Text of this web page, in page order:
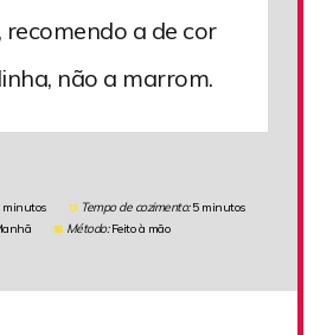
recomendo a de cor
não a marrom.
minutos Tempo de cozimento: 5 minutos
Método: Feito à mão